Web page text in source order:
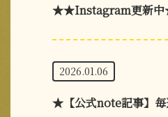
★★Instagram更新
2026.01.06
★【公式note記事】毎